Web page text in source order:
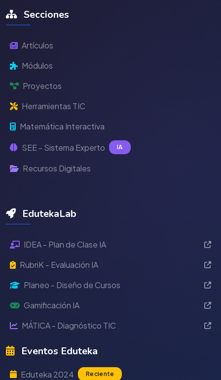
Secciones
Artículos
Módulos
Proyectos
Herramientas TIC
Matemática Interactiva
SEE - Sistema Experto IA
Recursos Digitales
EdutekaLab
IDEA - Plan de Clase IA
RubriK - Evaluación IA
Planeo - Diseño de Cursos
Gamificación IA
MÁTICA - Diagnóstico TIC
Eventos Eduteka
Eduteka 2024 Reciente